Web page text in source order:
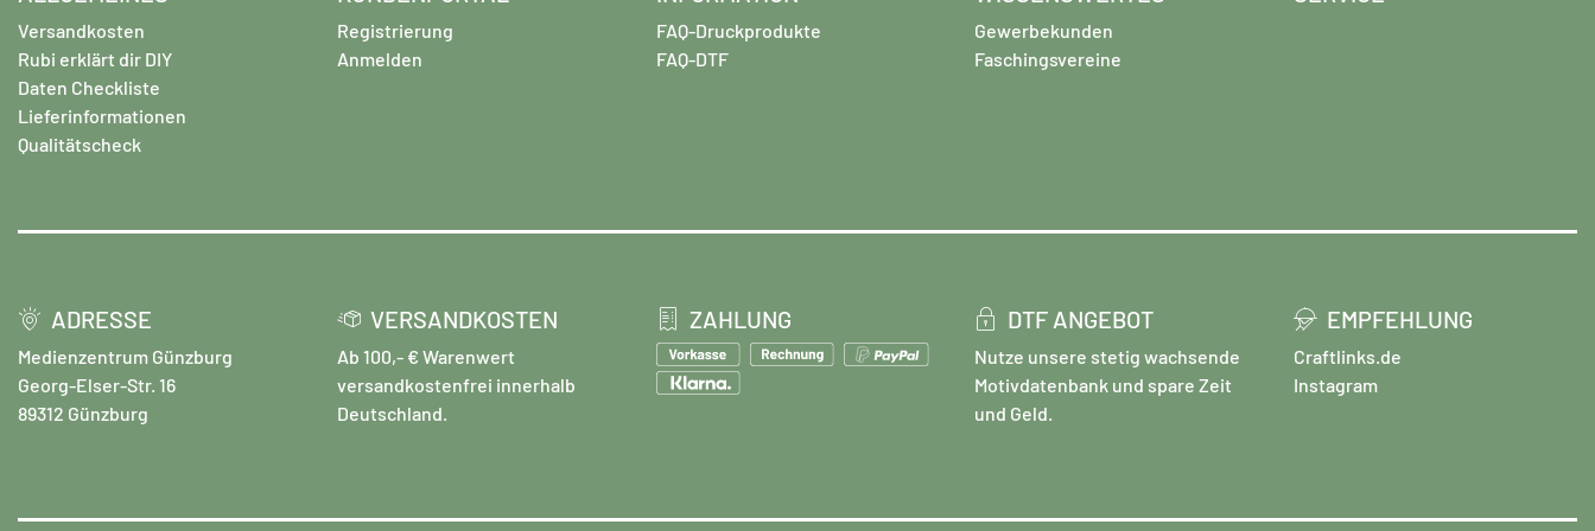
leichte Verfärbungen an den Rändern auftreten. Die
Farbtöne in unseren Beispielbildern können vom Original
abweichen, da Farbvariationen zwischen verschiedenen
Chargen möglich sind.
Versandkosten
Rubi erklärt dir DIY
Daten Checkliste
Lieferinformationen
Qualitätscheck
Registrierung
Anmelden
FAQ-Druckprodukte
FAQ-DTF
Gewerbekunden
Faschingsvereine
ADRESSE
Medienzentrum Günzburg
Georg-Elser-Str. 16
89312 Günzburg
VERSANDKOSTEN
Ab 100,- € Warenwert
versandkostenfrei innerhalb
Deutschland.
ZAHLUNG DTF ANGEBOT
Nutze unsere stetig wachsende
Motivdatenbank und spare Zeit
und Geld.
EMPFEHLUNG
Craftlinks.de
Instagram